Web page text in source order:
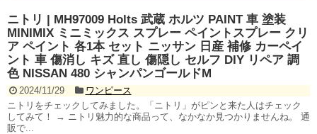
ニトリ | MH97009 Holts 武蔵 ホルツ PAINT 車 塗装
MINIMIX ミニミックス スプレー ペイントスプレー クリ
ア ペイント 各1本 セット ニッサン 日産 補修 カーペイ
ント 車 傷消し キズ 直し 傷隠し セルフ DIY リペア 調
色 NISSAN 480 シャンパンゴールドM
2024/11/29
ワンピース
ニトリをチェックしてみました。「ニトリ」がピンと来た人はチェック
してみて！ → ニトリ魅力的な商品って、なかなか見つかりませんね。 通
販で...